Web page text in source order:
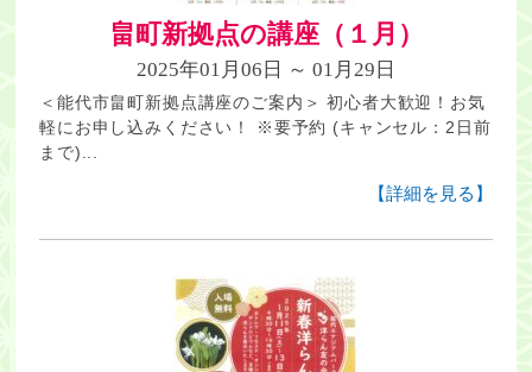
畠町新拠点の講座（１月）
2025年01月06日 ～ 01月29日
＜能代市畠町新拠点講座のご案内＞ 初心者大歓迎！お気
軽にお申し込みください！ ※要予約 (キャンセル：2日前
まで)...
【詳細を見る】